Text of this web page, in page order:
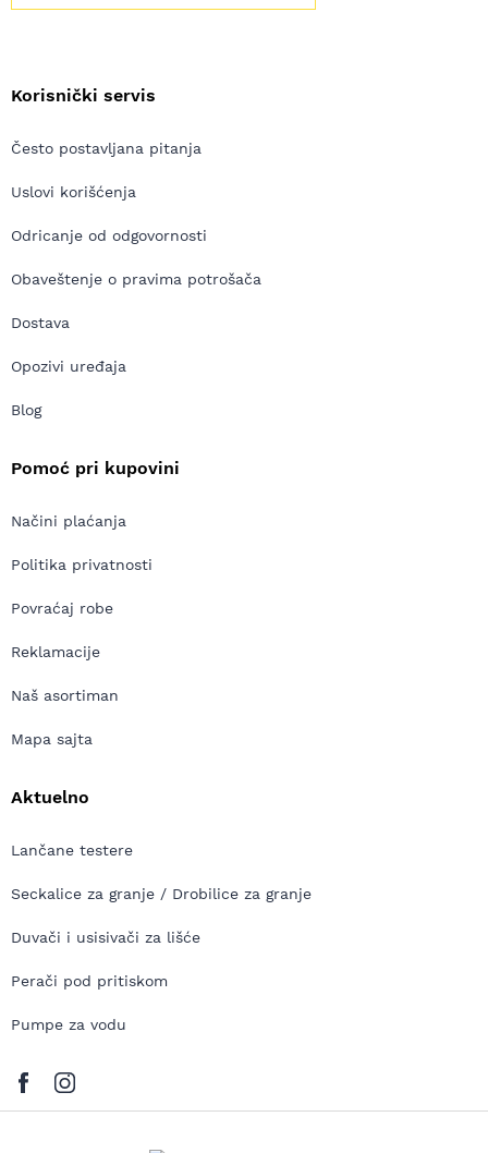
Korisnički servis
Često postavljana pitanja
Uslovi korišćenja
Odricanje od odgovornosti
Obaveštenje o pravima potrošača
Dostava
Opozivi uređaja
Blog
Pomoć pri kupovini
Načini plaćanja
Politika privatnosti
Povraćaj robe
Reklamacije
Naš asortiman
Mapa sajta
Aktuelno
Lančane testere
Seckalice za granje / Drobilice za granje
Duvači i usisivači za lišće
Perači pod pritiskom
Pumpe za vodu